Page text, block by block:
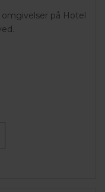
på Hotel